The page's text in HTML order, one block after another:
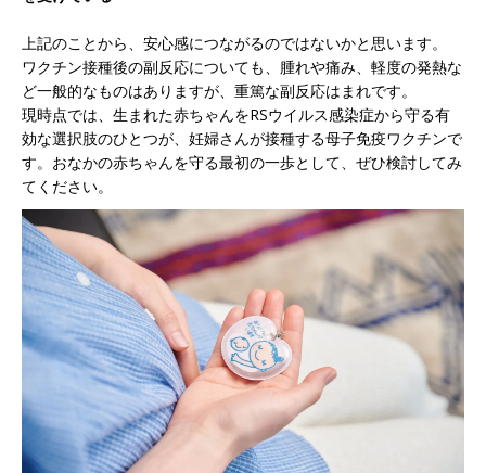
上記のことから、安心感につながるのではないかと思います。
ワクチン接種後の副反応についても、腫れや痛み、軽度の発熱な
ど一般的なものはありますが、重篤な副反応はまれです。
現時点では、生まれた赤ちゃんをRSウイルス感染症から守る有
効な選択肢のひとつが、妊婦さんが接種する母子免疫ワクチンで
す。おなかの赤ちゃんを守る最初の一歩として、ぜひ検討してみ
てください。